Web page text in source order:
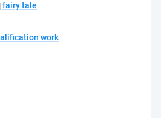
fairy tale
work